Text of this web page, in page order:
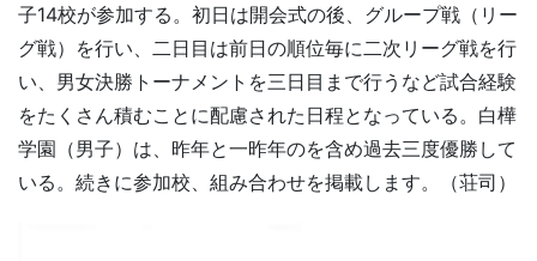
子14校が参加する。初日は開会式の後、グループ戦（リー
グ戦）を行い、二日目は前日の順位毎に二次リーグ戦を行
い、男女決勝トーナメントを三日目まで行うなど試合経験
をたくさん積むことに配慮された日程となっている。白樺
学園（男子）は、昨年と一昨年のを含め過去三度優勝して
いる。続きに参加校、組み合わせを掲載します。（荘司）